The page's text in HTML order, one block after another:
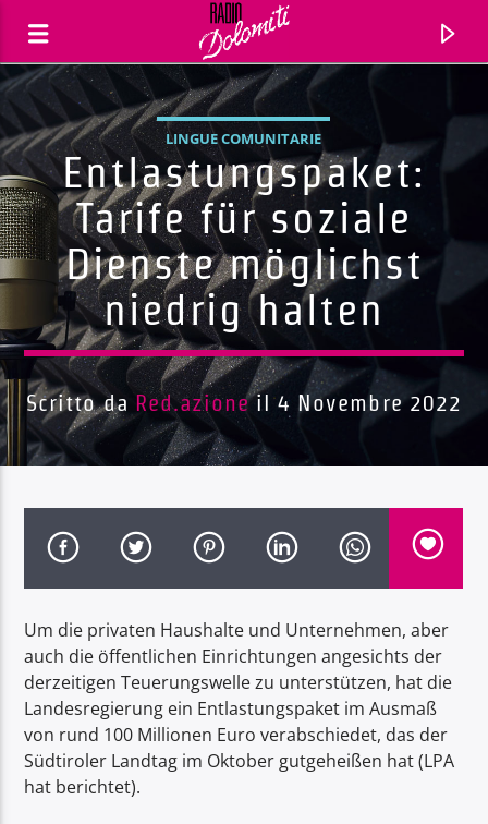
Traccia corrente
Titolo
Artista
Radio Dolomiti
LINGUE COMUNITARIE
Entlastungspaket:
Tarife für soziale
Dienste möglichst
niedrig halten
Scritto da Red.azioneil 4 Novembre 2022
Um die privaten Haushalte und Unternehmen, aber
auch die öffentlichen Einrichtungen angesichts der
derzeitigen Teuerungswelle zu unterstützen, hat die
Landesregierung ein Entlastungspaket im Ausmaß
von rund 100 Millionen Euro verabschiedet, das der
Südtiroler Landtag im Oktober gutgeheißen hat (LPA
hat berichtet).